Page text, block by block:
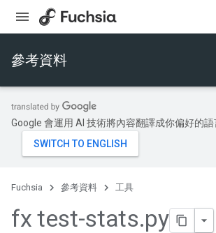
參考資料
Google 會運用 AI 技術將內容翻譯成你偏好的語
Fuchsia 參考資料 工具
fx test-stats.py